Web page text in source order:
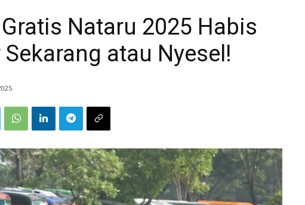
Nataru 2025 Habis
atau Nyesel!